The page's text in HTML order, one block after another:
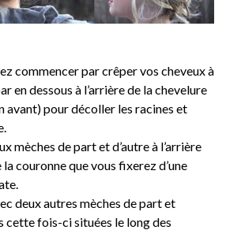
commencer par crêper vos cheveux à
en dessous à l’arrière de la chevelure
avant) pour décoller les racines et
mèches de part et d’autre à l’arrière
couronne que vous fixerez d’une
deux autres mèches de part et
cette fois-ci situées le long des